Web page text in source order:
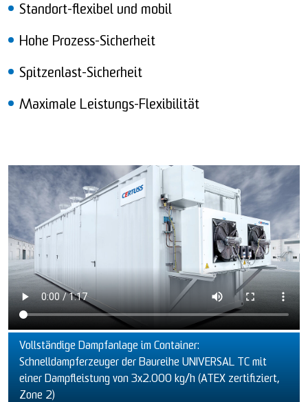
Standort-flexibel und mobil
Hohe Prozess-Sicherheit
Spitzenlast-Sicherheit
Maximale Leistungs-Flexibilität
Vollständige Dampfanlage im Container:
Schnelldampferzeuger der Baureihe UNIVERSAL TC mit
einer Dampfleistung von 3x2.000 kg/h (ATEX zertifiziert,
Zone 2)